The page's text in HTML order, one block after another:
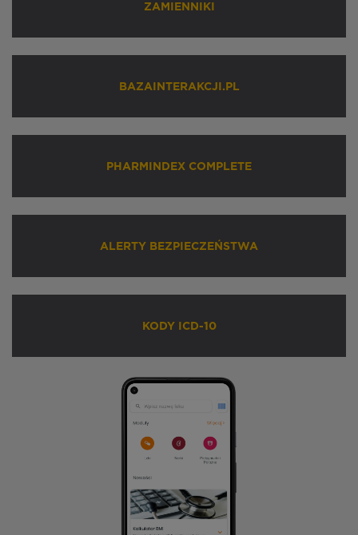
ZAMIENNIKI
BAZAINTERAKCJI.PL
PHARMINDEX COMPLETE
ALERTY BEZPIECZEŃSTWA
KODY ICD-10